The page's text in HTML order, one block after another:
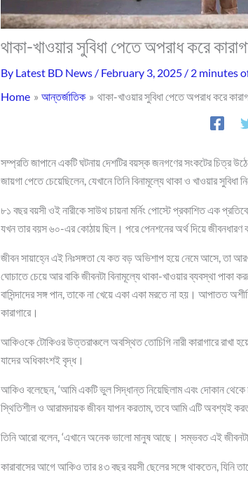
থাকা-খাওয়ার সুবিধা পেতে অপরাধ করে
By Latest BD News / February 3, 2025 / 2 minutes
Home
আন্তর্জাতিক থাকা-খাওয়ার সুবিধা পেতে অপরাধ করে
সম্প্রতি জাপানে একটি ঘটনায় দেশটির বয়স্ক জনগণের সংকটের চিত্র
জায়গা পেতে চেয়েছিলেন, যেখানে তিনি বিনামূল্যে থাকা ও খাওয়ার
৮১ বছর বয়সী ওই নারীকে সাউথ চায়না মর্নিং পোস্টে প্রকাশিত এক
যখন তার বয়স ৬০-এর কোঠায় ছিল। পরে পেনশনের অর্থ দিয়ে
জীবন সায়াহ্নে এই নিঃসঙ্গতা যে কত বড় অভিশাপ হয়ে নেমে আসে, তা
ঘোচাতে চেয়ে আর বাকি জীবনটা বিনামূল্যে থাকা-খাওয়ার ব্যবস্থা পাকা
বাসিন্দাদের সঙ্গ পান, তাকে না খেয়ে একা একা মরতে না হয়। আপাতত
কারাগারে।
আকিওকে টোকিওর উত্তরাঞ্চলে অবস্থিত তোচিগি নারী কারাগারে রাখা
যাদের অধিকাংশই বৃদ্ধ।
আকিও বলেছেন, ‘আমি একটি ভুল সিদ্ধান্ত নিয়েছিলাম এবং দোকান থেকে
স্থিতিশীল ও আরামদায়ক জীবন যাপন করতাম, তবে আমি এটি অবশ্যই
তিনি আরো বলেন, ‘এখানে অনেক ভালো মানুষ আছে। সম্ভবত এই
কারাবাসের আগে আকিও তার ৪৩ বছর বয়সী ছেলের সঙ্গে থাকতেন, যিনি